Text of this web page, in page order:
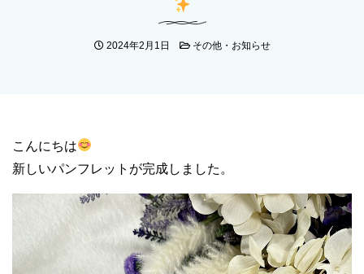
2024年2月1日 その他・お知らせ
こんにちは
新しいパンフレットが完成しました。